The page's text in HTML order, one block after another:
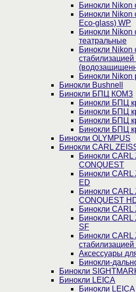
Бинокли Nikon
Бинокли Nikon
Eco-glass) WP
Бинокли Nikon
театральные
Бинокли Nikon
Бинокли Nikon
Бинокли Bushnell
Бинокли БПЦ КОМЗ
Бинокли БПЦ
Бинокли БПЦ
Бинокли БПЦ
Бинокли БПЦ
Бинокли OLYMPUS
Бинокли CARL
Бинокли CARL
CONQUEST
Бинокли
ED
Бинокли CARL
CONQUEST
Бинокли CARL
Бинокли CARL
SF
Бинокли CARL
Аксессуары
Бинокли-
Бинокли
Бинокли LEICA
Бинокли